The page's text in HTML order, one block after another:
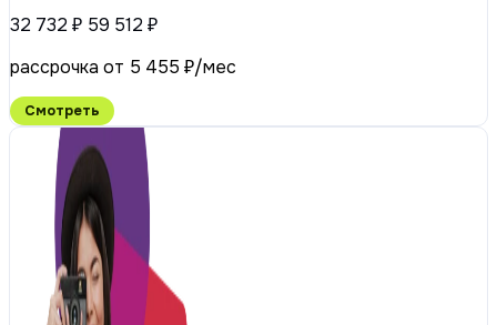
32 732 ₽ 59 512 ₽
рассрочка от 5 455 ₽/мес
Смотреть